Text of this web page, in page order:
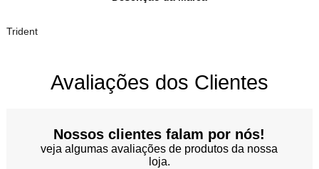
Trident
Avaliações dos Clientes
Nossos clientes falam por nós!
veja algumas avaliações de produtos da nossa
loja.